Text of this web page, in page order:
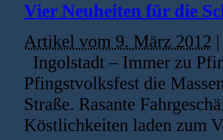
Vier Neuheiten für die
Artikel vom 9. März 2012
Ingolstadt – Immer zu
Pfingstvolksfest die
Straße. Rasante
Köstlichkeiten laden zum